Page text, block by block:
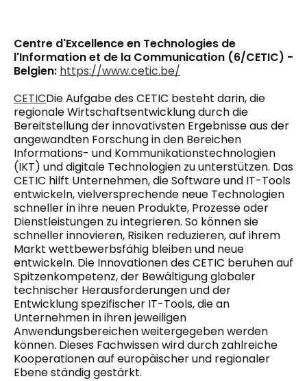
Centre d'Excellence en Technologies de
l'Information et de la Communication (6/CETIC) -
Belgien: https://www.cetic.be/
CETICDie Aufgabe des CETIC besteht darin, die
regionale Wirtschaftsentwicklung durch die
Bereitstellung der innovativsten Ergebnisse aus der
angewandten Forschung in den Bereichen
Informations- und Kommunikationstechnologien
(IKT) und digitale Technologien zu unterstützen. Das
CETIC hilft Unternehmen, die Software und IT-Tools
entwickeln, vielversprechende neue Technologien
schneller in ihre neuen Produkte, Prozesse oder
Dienstleistungen zu integrieren. So können sie
schneller innovieren, Risiken reduzieren, auf ihrem
Markt wettbewerbsfähig bleiben und neue
entwickeln. Die Innovationen des CETIC beruhen auf
Spitzenkompetenz, der Bewältigung globaler
technischer Herausforderungen und der
Entwicklung spezifischer IT-Tools, die an
Unternehmen in ihren jeweiligen
Anwendungsbereichen weitergegeben werden
können. Dieses Fachwissen wird durch zahlreiche
Kooperationen auf europäischer und regionaler
Ebene ständig gestärkt.